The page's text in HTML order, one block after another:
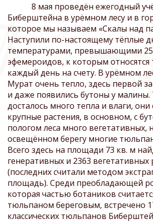
8 мая проведён ежегодный
Биберштейна в урёмном лесу и в
которое мы называем «Скалы над
Наступили по-настоящему тёплые
температурами, превышающими 25
эфемероидов, к которым
каждый день на счету. В урёмном
Мурат очень тепло, здесь первой
и даже появились бутоны у
досталось много тепла и влаги,
крупные растения, в основном, с
пологом леса много вегетативных,
освещённом берегу многие
Всего здесь на площади 73 кв. м
генеративных и 2363 вегетативных
(последних считали методом
площадь). Среди преобладающей
которая частью ботаников
тюльпаном береговым, встречено
классических тюльпанов